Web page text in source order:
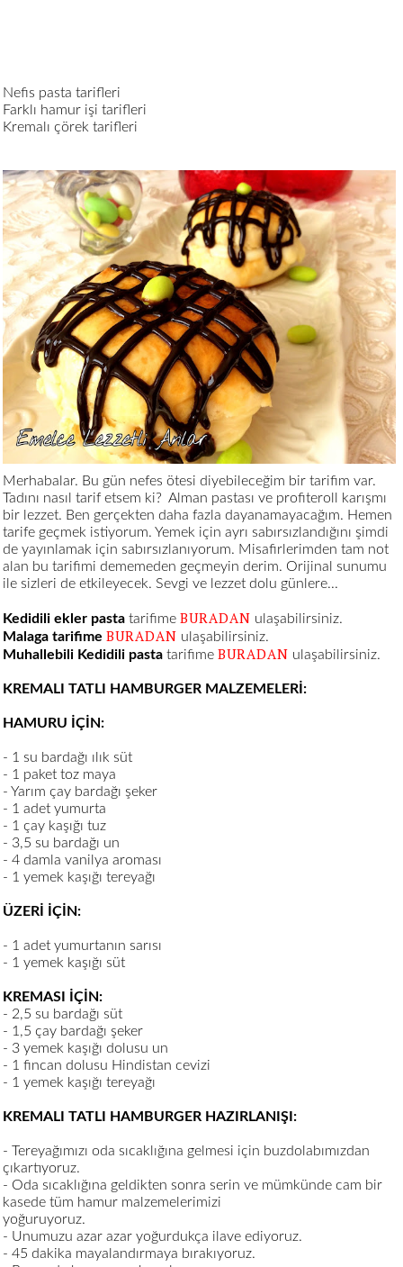
Nefis pasta tarifleri
Farklı hamur işi tarifleri
Kremalı çörek tarifleri
Merhabalar. Bu gün nefes ötesi diyebileceğim bir tarifim var.
Tadını nasıl tarif etsem ki? Alman pastası ve profiteroll karışmı
bir lezzet. Ben gerçekten daha fazla dayanamayacağım. Hemen
tarife geçmek istiyorum. Yemek için ayrı sabırsızlandığını şimdi
de yayınlamak için sabırsızlanıyorum. Misafirlerimden tam not
alan bu tarifimi dememeden geçmeyin derim. Orijinal sunumu
ile sizleri de etkileyecek. Sevgi ve lezzet dolu günlere...
Kedidili ekler pasta tarifime BURADAN ulaşabilirsiniz.
Malaga tarifime BURADAN ulaşabilirsiniz.
Muhallebili Kedidili pasta tarifime BURADAN ulaşabilirsiniz.
KREMALI TATLI HAMBURGER MALZEMELERİ:
HAMURU İÇİN:
- 1 su bardağı ılık süt
- 1 paket toz maya
- Yarım çay bardağı şeker
- 1 adet yumurta
- 1 çay kaşığı tuz
- 3,5 su bardağı un
- 4 damla vanilya aroması
- 1 yemek kaşığı tereyağı
ÜZERİ İÇİN:
- 1 adet yumurtanın sarısı
- 1 yemek kaşığı süt
KREMASI İÇİN:
- 2,5 su bardağı süt
- 1,5 çay bardağı şeker
- 3 yemek kaşığı dolusu un
- 1 fincan dolusu Hindistan cevizi
- 1 yemek kaşığı tereyağı
KREMALI TATLI HAMBURGER HAZIRLANIŞI:
- Tereyağımızı oda sıcaklığına gelmesi için buzdolabımızdan
çıkartıyoruz.
- Oda sıcaklığına geldikten sonra serin ve mümkünde cam bir
kasede tüm hamur malzemelerimizi
yoğuruyoruz.
- Unumuzu azar azar yoğurdukça ilave ediyoruz.
- 45 dakika mayalandırmaya bırakıyoruz.